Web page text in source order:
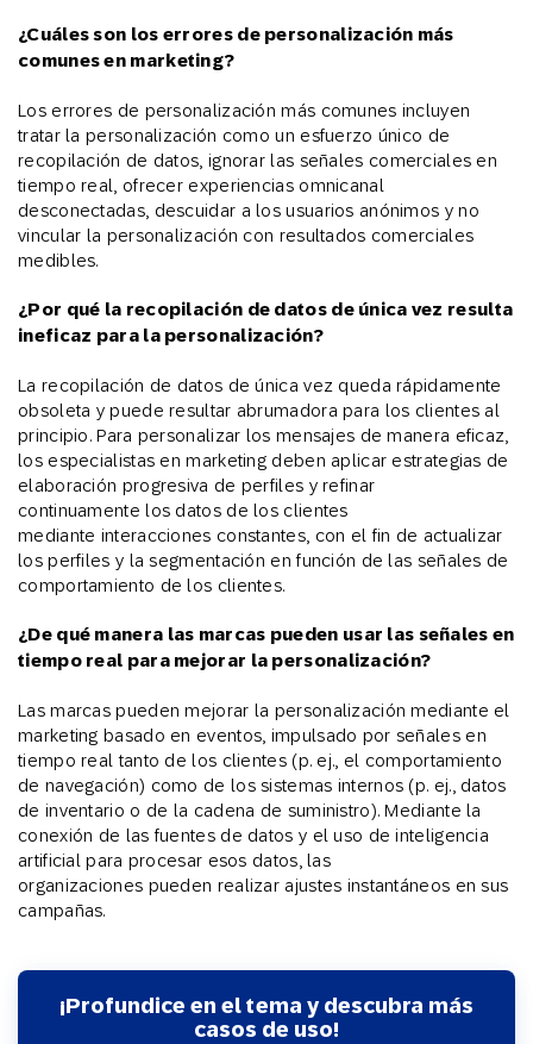
¿Cuáles son los errores de personalización más
comunes en marketing?
Los errores de personalización más comunes incluyen
tratar la personalización como un esfuerzo único de
recopilación de datos, ignorar las señales comerciales en
tiempo real, ofrecer experiencias omnicanal
desconectadas, descuidar a los usuarios anónimos y no
vincular la personalización con resultados comerciales
medibles.
¿Por qué la recopilación de datos de única vez resulta
ineficaz para la personalización?
La recopilación de datos de única vez queda rápidamente
obsoleta y puede resultar abrumadora para los clientes al
principio. Para personalizar los mensajes de manera eficaz,
los especialistas en marketing deben aplicar estrategias de
elaboración progresiva de perfiles y refinar
continuamente los datos de los clientes
mediante interacciones constantes, con el fin de actualizar
los perfiles y la segmentación en función de las señales de
comportamiento de los clientes.
¿De qué manera las marcas pueden usar las señales en
tiempo real para mejorar la personalización?
Las marcas pueden mejorar la personalización mediante el
marketing basado en eventos, impulsado por señales en
tiempo real tanto de los clientes (p. ej., el comportamiento
de navegación) como de los sistemas internos (p. ej., datos
de inventario o de la cadena de suministro). Mediante la
conexión de las fuentes de datos y el uso de inteligencia
artificial para procesar esos datos, las
organizaciones pueden realizar ajustes instantáneos en sus
campañas.
¡Profundice en el tema y descubra más
casos de uso!